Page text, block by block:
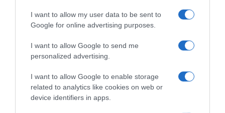
I want to allow my user data to be sent to
Google for online advertising purposes.
I want to allow Google to send me
personalized advertising.
I want to allow Google to enable storage
related to analytics like cookies on web or
device identifiers in apps.
Na kraju, dr. Pavlov naglašava da nijedan brak nije imun na
izazove. Međutim, ako muškarac ne pokazuje volju za rješavanje
problema i vraćanje bliskosti, to može značiti da je ljubav nestala.
U takvim slučajevima, iskren razgovor i, ako je potrebno,
profesionalna pomoć mogu biti ključni za donošenje odluka o
budućnosti odnosa.